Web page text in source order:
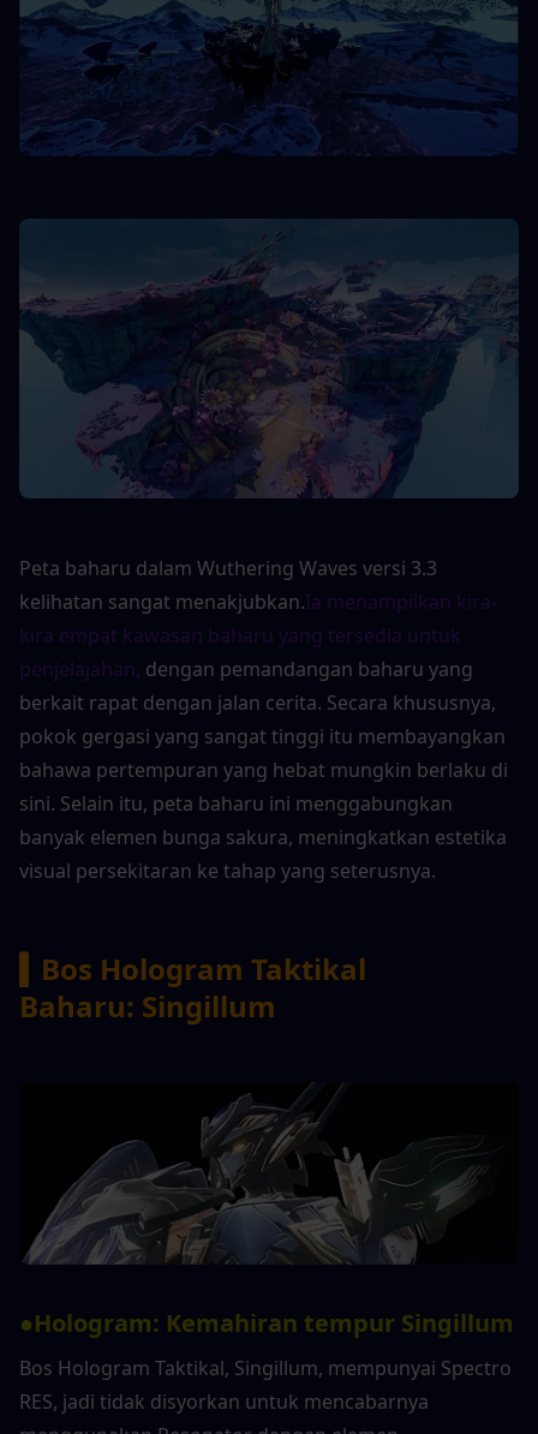
Peta baharu dalam Wuthering Waves versi 3.3
kelihatan sangat menakjubkan.Ia menampilkan kira-
kira empat kawasan baharu yang tersedia untuk
penjelajahan, dengan pemandangan baharu yang
berkait rapat dengan jalan cerita. Secara khususnya,
pokok gergasi yang sangat tinggi itu membayangkan
bahawa pertempuran yang hebat mungkin berlaku di
sini. Selain itu, peta baharu ini menggabungkan
banyak elemen bunga sakura, meningkatkan estetika
visual persekitaran ke tahap yang seterusnya.
▍Bos Hologram Taktikal
Baharu: Singillum
●Hologram: Kemahiran tempur Singillum
Bos Hologram Taktikal, Singillum, mempunyai Spectro
RES, jadi tidak disyorkan untuk mencabarnya